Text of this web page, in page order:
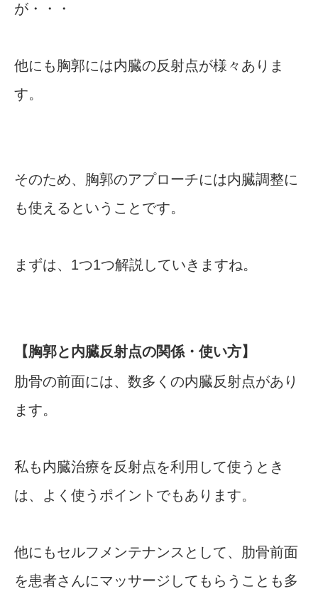
が・・・
他にも胸郭には内臓の反射点が様々ありま
す。
そのため、胸郭のアプローチには内臓調整に
も使えるということです。
まずは、1つ1つ解説していきますね。
【胸郭と内臓反射点の関係・使い方】
肋骨の前面には、数多くの内臓反射点があり
ます。
私も内臓治療を反射点を利用して使うとき
は、よく使うポイントでもあります。
他にもセルフメンテナンスとして、肋骨前面
を患者さんにマッサージしてもらうことも多